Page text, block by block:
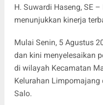
H. Suwardi Haseng, SE –
menunjukkan kinerja
Mulai Senin, 5 Agustus
dan kini menyelesaikan
di wilayah Kecamatan
Kelurahan Limpomajang
Salo.